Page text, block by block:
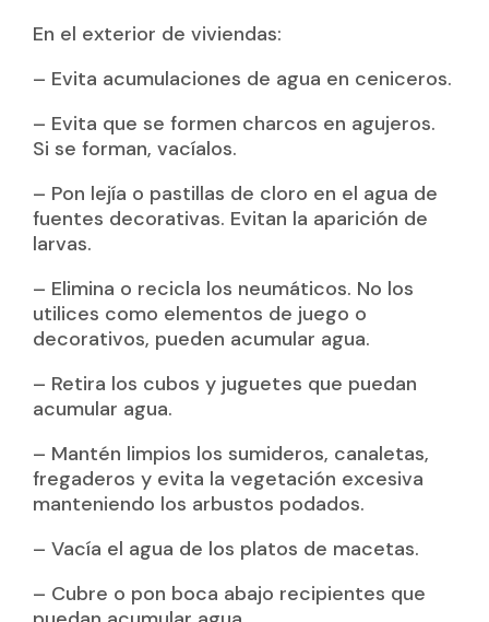
En el exterior de viviendas:
– Evita acumulaciones de agua en ceniceros.
– Evita que se formen charcos en agujeros.
Si se forman, vacíalos.
– Pon lejía o pastillas de cloro en el agua de
fuentes decorativas. Evitan la aparición de
larvas.
– Elimina o recicla los neumáticos. No los
utilices como elementos de juego o
decorativos, pueden acumular agua.
– Retira los cubos y juguetes que puedan
acumular agua.
– Mantén limpios los sumideros, canaletas,
fregaderos y evita la vegetación excesiva
manteniendo los arbustos podados.
– Vacía el agua de los platos de macetas.
– Cubre o pon boca abajo recipientes que